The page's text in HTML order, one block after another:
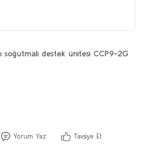
soğutmalı destek ünitesi CCP9-2G
Yorum Yaz Tavsiye Et